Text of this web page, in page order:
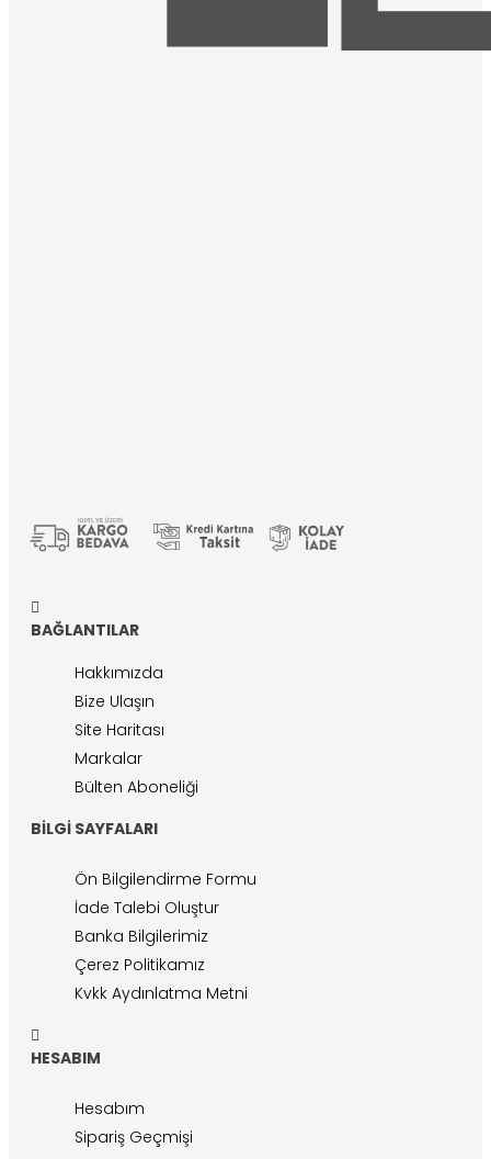
BAĞLANTILAR
Hakkımızda
Bize Ulaşın
Site Haritası
Markalar
Bülten Aboneliği
BILGI SAYFALARI
Ön Bilgilendirme Formu
İade Talebi Oluştur
Banka Bilgilerimiz
Çerez Politikamız
Kvkk Aydınlatma Metni
HESABIM
Hesabım
Sipariş Geçmişi